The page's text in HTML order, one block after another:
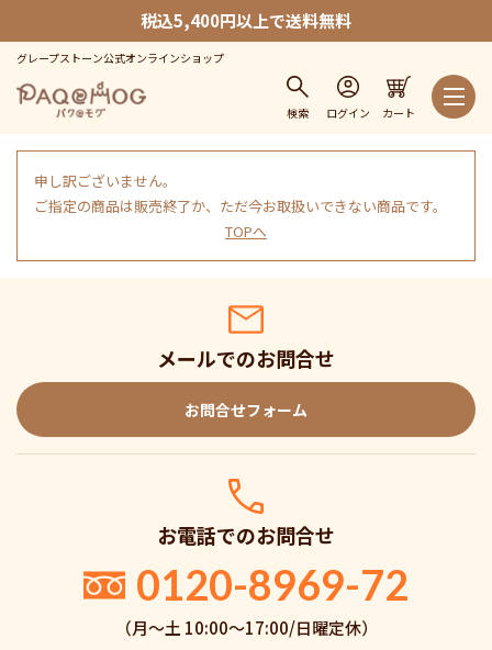
税込5,400円以上で送料無料
グレープストーン公式オンラインショップ
検索 ログイン カート
申し訳ございません。
ご指定の商品は販売終了か、ただ今お取扱いできない商品です。
TOPへ
メールでのお問合せ
お問合せフォーム
お電話でのお問合せ
0120-8969-72
（月〜土 10:00〜17:00/日曜定休）